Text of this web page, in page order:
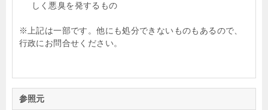
しく悪臭を発するもの
※上記は一部です。他にも処分できないものもあるので、
行政にお問合せください。
参照元